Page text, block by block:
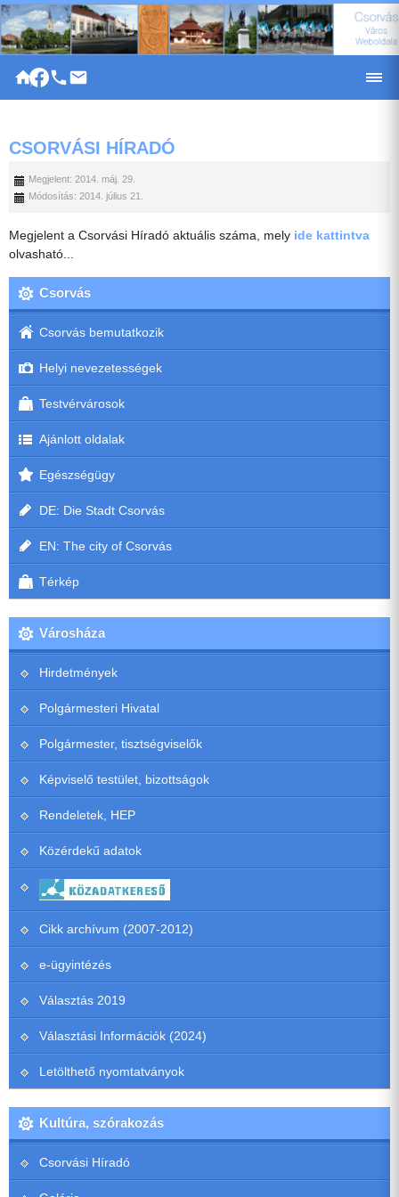
|
CSORVÁSI HÍRADÓ
Megjelent: 2014. máj. 29.
Módosítás: 2014. július 21.
Megjelent a Csorvási Híradó aktuális száma, mely ide kattintva
olvasható...
Csorvás
Csorvás bemutatkozik
Helyi nevezetességek
Testvérvárosok
Ajánlott oldalak
Egészségügy
DE: Die Stadt Csorvás
EN: The city of Csorvás
Térkép
Városháza
Hirdetmények
Polgármesteri Hivatal
Polgármester, tisztségviselők
Képviselő testület, bizottságok
Rendeletek, HEP
Közérdekű adatok
Cikk archívum (2007-2012)
e-ügyintézés
Választás 2019
Választási Információk (2024)
Letölthető nyomtatványok
Kultúra, szórakozás
Csorvási Híradó